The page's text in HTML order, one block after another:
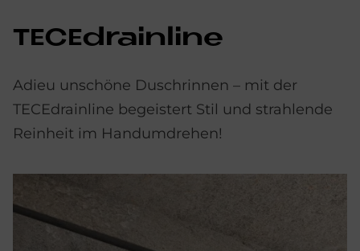
TE­CEdrain­li­ne
Adieu unschöne Duschrinnen – mit der
TECEdrainline begeistert Stil und strahlende
Reinheit im Handumdrehen!